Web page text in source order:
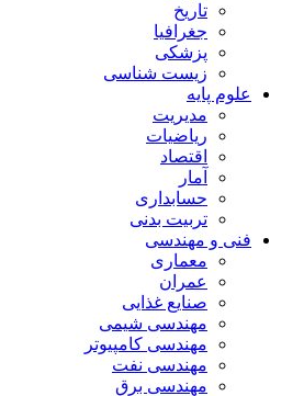
تاریخ
جغرافیا
پزشکی
زیست شناسی
علوم پایه
مدیریت
ریاضیات
اقتصاد
آمار
حسابداری
تربیت بدنی
فنی و مهندسی
معماری
عمران
صنایع غذایی
مهندسی شیمی
مهندسی کامپیوتر
مهندسی نفت
مهندسی برق